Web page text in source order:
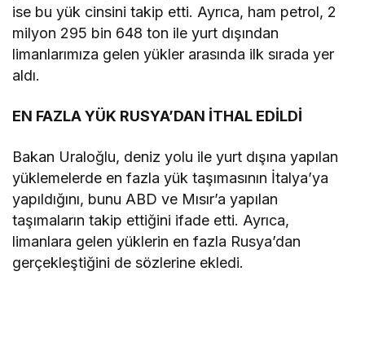
ise bu yük cinsini takip etti. Ayrıca, ham petrol, 2
milyon 295 bin 648 ton ile yurt dışından
limanlarımıza gelen yükler arasında ilk sırada yer
aldı.
EN FAZLA YÜK RUSYA’DAN İTHAL EDİLDİ
Bakan Uraloğlu, deniz yolu ile yurt dışına yapılan
yüklemelerde en fazla yük taşımasının İtalya’ya
yapıldığını, bunu ABD ve Mısır’a yapılan
taşımaların takip ettiğini ifade etti. Ayrıca,
limanlara gelen yüklerin en fazla Rusya’dan
gerçekleştiğini de sözlerine ekledi.